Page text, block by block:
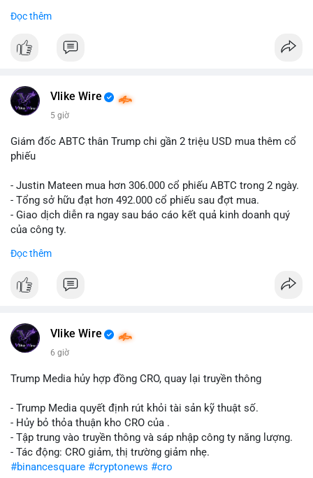
ở vùng giá hiện tại.
#12dot1btc #786kusd
#binancesquare
$cro
📰 Nguồn: Cointelegraph
Đọc thêm
Vlike Wire
5 giờ
Giám đốc ABTC thân Trump chi gần 2 triệu USD mua thêm cổ
phiếu
- Justin Mateen mua hơn 306.000 cổ phiếu ABTC trong 2 ngày.
- Tổng sở hữu đạt hơn 492.000 cổ phiếu sau đợt mua.
- Giao dịch diễn ra ngay sau báo cáo kết quả kinh doanh quý
của công ty.
#abtc #cryptonews
$btc $eth
📰 Nguồn: CoinDesk
Đọc thêm
Vlike Wire
6 giờ
Trump Media hủy hợp đồng CRO, quay lại truyền thông
- Trump Media quyết định rút khỏi tài sản kỹ thuật số.
- Hủy bỏ thỏa thuận kho CRO của .
- Tập trung vào truyền thông và sáp nhập công ty năng lượng.
- Tác động: CRO giảm, thị trường giảm nhẹ.
#binancesquare #cryptonews #cro